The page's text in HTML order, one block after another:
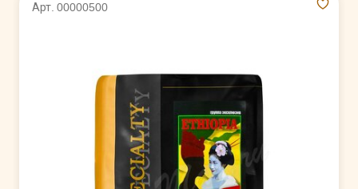
Арт. 00000500